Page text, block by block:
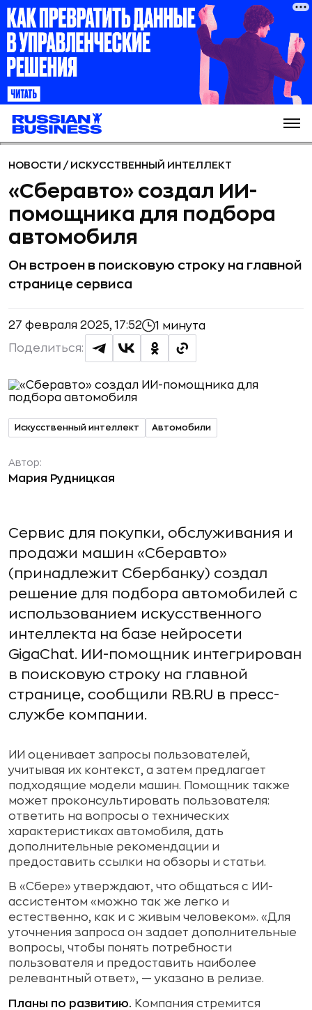
НОВОСТИ / ИСКУССТВЕННЫЙ ИНТЕЛЛЕКТ
«Сберавто» создал ИИ-
помощника для подбора
автомобиля
Он встроен в поисковую строку на главной
странице сервиса
27 февраля 2025, 17:52 1 минута
Поделиться:
Искусственный интеллект Автомобили
Автор:
Мария Рудницкая
Сервис для покупки, обслуживания и
продажи машин «Сберавто»
(принадлежит Сбербанку) создал
решение для подбора автомобилей с
использованием искусственного
интеллекта на базе нейросети
GigaChat. ИИ-помощник интегрирован
в поисковую строку на главной
странице, сообщили RB.RU в пресс-
службе компании.
ИИ оценивает запросы пользователей,
учитывая их контекст, а затем предлагает
подходящие модели машин. Помощник также
может проконсультировать пользователя:
ответить на вопросы о технических
характеристиках автомобиля, дать
дополнительные рекомендации и
предоставить ссылки на обзоры и статьи.
В «Сбере» утверждают, что общаться с ИИ-
ассистентом «можно так же легко и
естественно, как и с живым человеком». «Для
уточнения запроса он задает дополнительные
вопросы, чтобы понять потребности
пользователя и предоставить наиболее
релевантный ответ», — указано в релизе.
Планы по развитию. Компания стремится